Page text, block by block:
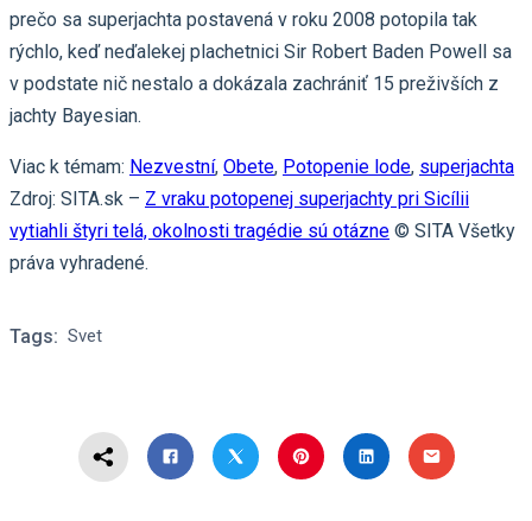
prečo sa superjachta postavená v roku 2008 potopila tak
rýchlo, keď neďalekej plachetnici Sir Robert Baden Powell sa
v podstate nič nestalo a dokázala zachrániť 15 preživších z
jachty Bayesian.
Viac k témam: Nezvestní, Obete, Potopenie lode, superjachta
Zdroj: SITA.sk – Z vraku potopenej superjachty pri Sicílii
vytiahli štyri telá, okolnosti tragédie sú otázne © SITA Všetky
práva vyhradené.
Tags: Svet